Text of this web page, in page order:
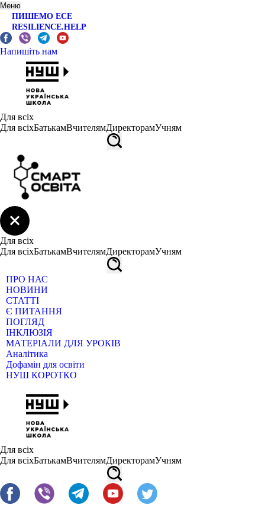
Меню
ПИШЕМО ЕСЕ
RESILIENCE.HELP
Напишіть нам
Для всіх
Для всіхБатькамВчителямДиректорамУчням
Для всіх
Для всіхБатькамВчителямДиректорамУчням
ПРО НАС
НОВИНИ
СТАТТІ
Є ПИТАННЯ
ПОГЛЯД
ІНКЛЮЗІЯ
МАТЕРІАЛИ ДЛЯ УРОКІВ
Аналітика
Дофамін для освіти
НУШ КОРОТКО
Для всіх
Для всіхБатькамВчителямДиректорамУчням